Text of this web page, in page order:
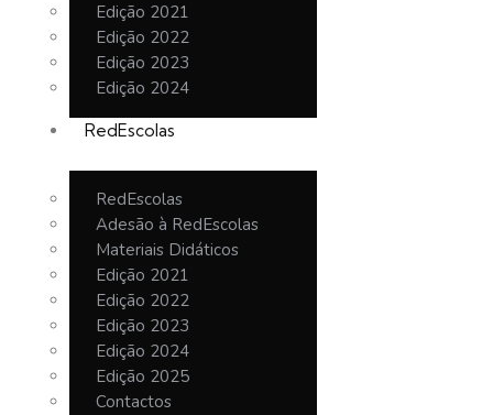
Edição 2021
Edição 2022
Edição 2023
Edição 2024
RedEscolas
RedEscolas
Adesão à RedEscolas
Materiais Didáticos
Edição 2021
Edição 2022
Edição 2023
Edição 2024
Edição 2025
Contactos